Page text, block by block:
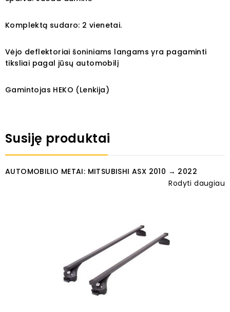
Komplektą sudaro: 2 vienetai.
Vėjo deflektoriai šoniniams langams yra pagaminti
tiksliai pagal jūsų automobilį
Gamintojas HEKO (Lenkija)
Susiję produktai
AUTOMOBILIO METAI: MITSUBISHI ASX 2010 → 2022
Rodyti daugiau